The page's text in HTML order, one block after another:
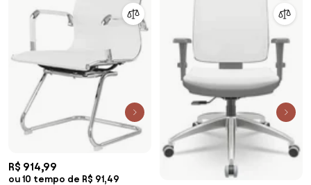
R$ 914,99
ou 10 tempo de R$ 91,49